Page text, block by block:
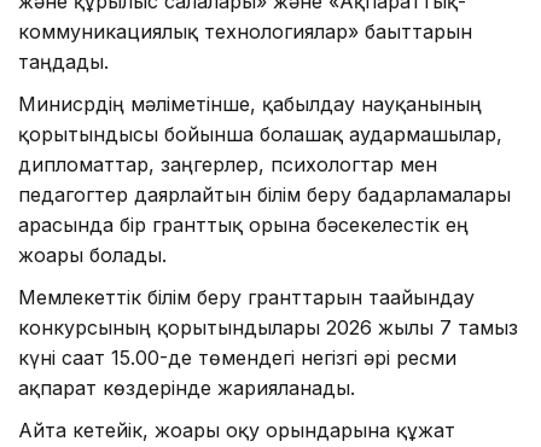
коммуникациялық технологиялар» бағыттарын
таңдады.
Минисрдің мәліметінше, қабылдау науқанының
қорытындысы бойынша болашақ аудармашылар,
дипломаттар, заңгерлер, психологтар мен
педагогтер даярлайтын білім беру бағдарламалары
арасында бір гранттық орынға бәсекелестік ең
жоғары болады.
Мемлекеттік білім беру гранттарын тағайындау
конкурсының қорытындылары 2026 жылғы 7 тамыз
күні сағат 15.00-де төмендегі негізгі әрі ресми
ақпарат көздерінде жарияланады.
Айта кетейік, жоғары оқу орындарына құжат